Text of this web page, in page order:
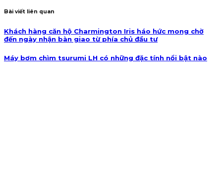
Bài viết liên quan
Khách hàng căn hộ Charmington Iris háo hức mong chờ
đến ngày nhận bàn giao từ phía chủ đầu tư
Máy bơm chìm tsurumi LH có những đặc tính nổi bật nào